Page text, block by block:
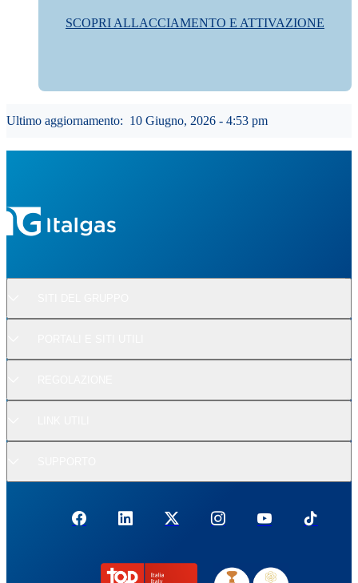
SCOPRI ALLACCIAMENTO E ATTIVAZIONE
Ultimo aggiornamento: 10 Giugno, 2026 - 4:53 pm